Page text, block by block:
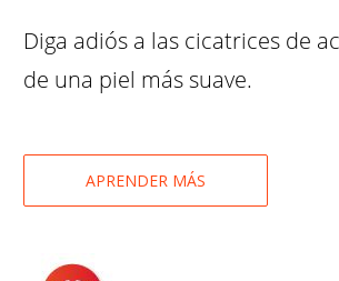
Diga adiós a las cicatrices de
de una piel más suave.
APRENDER MÁS